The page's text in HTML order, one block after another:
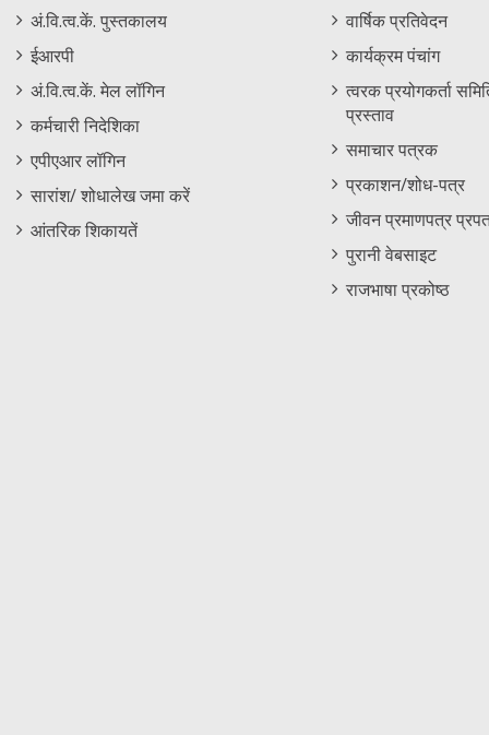
Staff
Footer
Menu
अं.वि.त्व.कें. पुस्तकालय
ईआरपी
अं.वि.त्व.कें. मेल लॉगिन
कर्मचारी निदेशिका
एपीएआर लॉगिन
सारांश/ शोधालेख जमा करें
आंतरिक शिकायतें
Informations
Menu
वार्षिक प्रतिवेदन
कार्यक्रम पंचांग
त्वरक प्रयोगकर्ता
प्रस्ताव
समाचार पत्रक
प्रकाशन/शोध-पत्र
जीवन प्रमाणपत्र
पुरानी वेबसाइट
राजभाषा प्रकोष्ठ